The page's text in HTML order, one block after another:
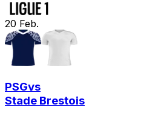
20 Feb.
PSGvs
Stade Brestois